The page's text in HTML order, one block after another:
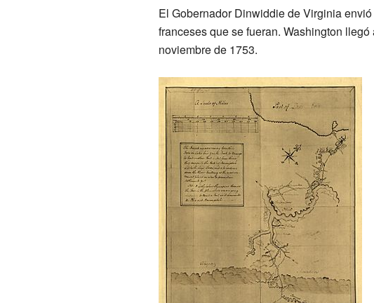
El Gobernador Dinwiddie de Virginia
franceses que se fueran. Washington
noviembre de 1753.